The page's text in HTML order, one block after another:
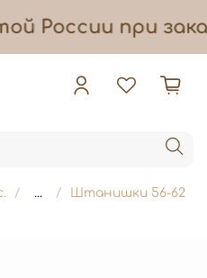
России при
... Штанишки 56-62